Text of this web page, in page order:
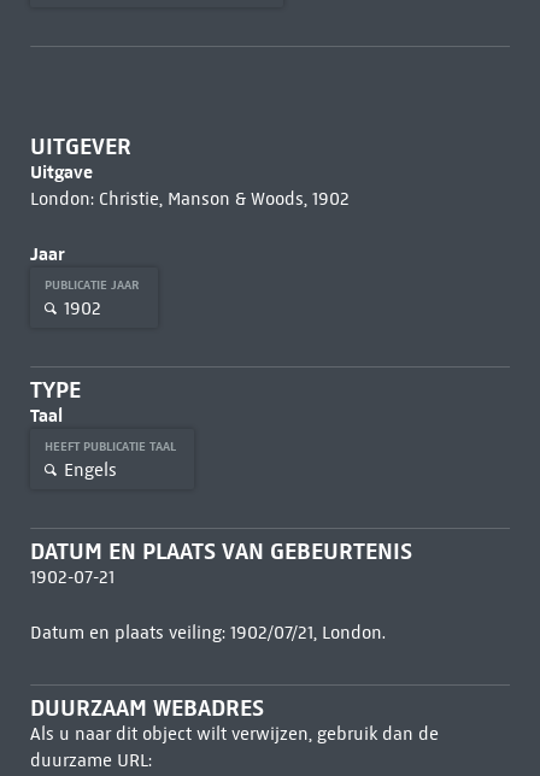
UITGEVER
Uitgave
London: Christie, Manson & Woods, 1902
Jaar
PUBLICATIE JAAR
1902
TYPE
Taal
HEEFT PUBLICATIE TAAL
Engels
DATUM EN PLAATS VAN GEBEURTENIS
1902-07-21
Datum en plaats veiling: 1902/07/21, London.
DUURZAAM WEBADRES
Als u naar dit object wilt verwijzen, gebruik dan de
duurzame URL: